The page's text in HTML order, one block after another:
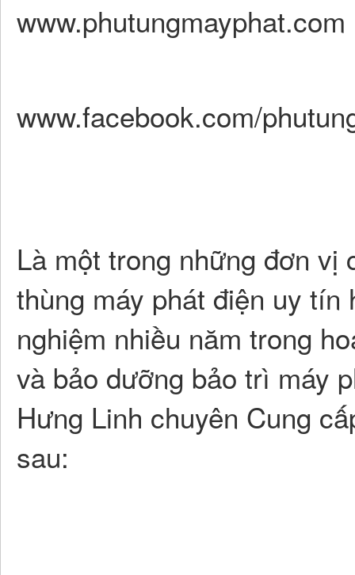
www.phutungmayphat.com
www.facebook.com/
Là một trong những đơn vị
thùng máy phát điện uy
nghiệm nhiều năm trong
và bảo dưỡng bảo trì máy
Hưng Linh chuyên Cung
sau: